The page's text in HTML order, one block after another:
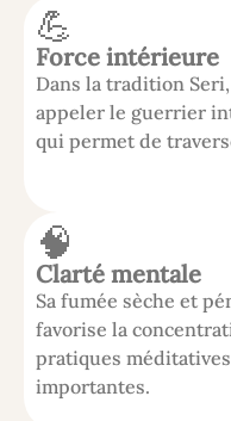
💪
Force intérieure
Dans la tradition
appeler le guerrier
qui permet de
🧠
Clarté mentale
Sa fumée sèche et
favorise la
pratiques
importantes.